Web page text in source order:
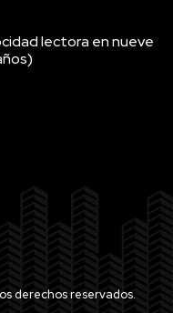
lectora en nueve
derechos reservados.